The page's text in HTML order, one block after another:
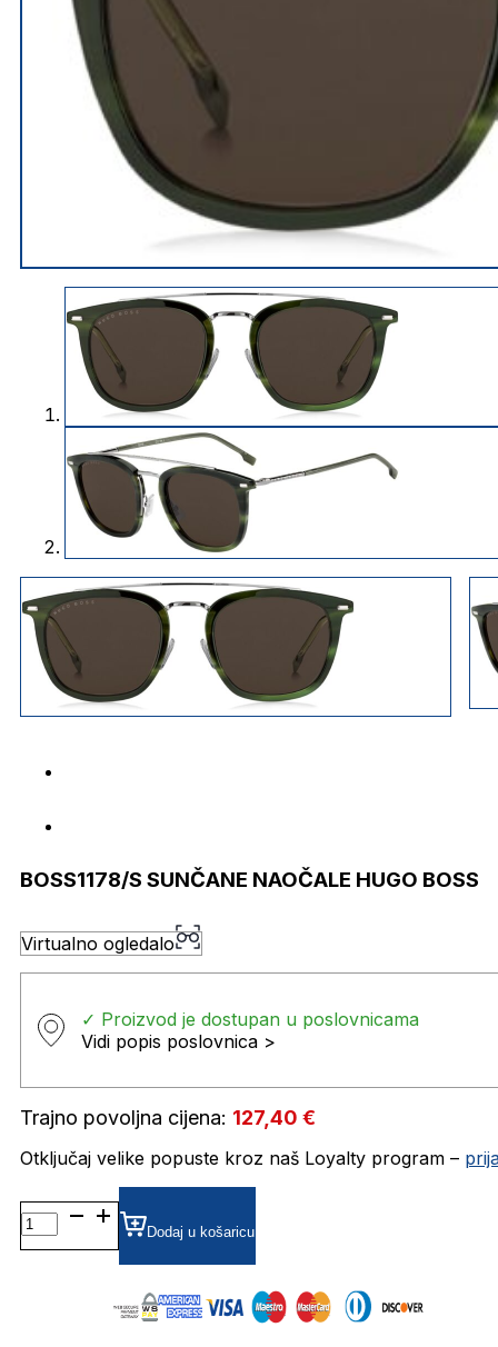
BOSS1178/S SUNČANE NAOČALE HUGO BOSS
Virtualno ogledalo
✓ Proizvod je dostupan u poslovnicama
Vidi popis poslovnica >
Trajno povoljna cijena: 127,40 €
Otključaj velike popuste kroz naš Loyalty program –
BOSS1178/S SUNČANE
NAOČALE
HUGO
Dodaj u košaricu